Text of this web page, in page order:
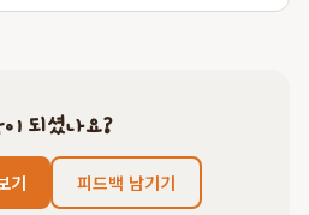
이 되셨나요?
기 피드백 남기기